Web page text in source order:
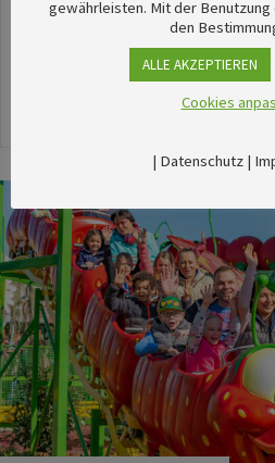
stimmungsvolle
herausgesucht.
gewährleisten. Mit der
den
ALLE AKZEPTIEREN
Cookies
| Datenschutz|